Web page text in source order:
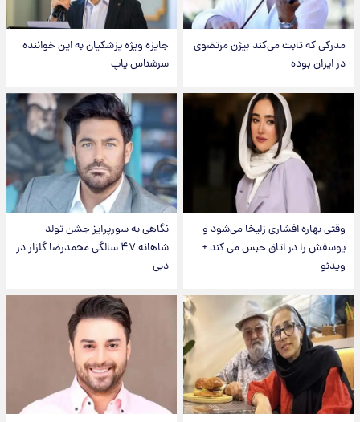
مدرکی که ثابت می‌کند بیژن مرتضوی
در ایران بوده
جایزه ویژه پزشکیان به این خواننده
سرشناس پاپ
وقتی بهاره افشاری زلیخا می‌شود و
یوسفش را در اتاق حبس می کند +
ویدئو
نگاهی به سورپرایز جشن تولد
شاهانه ۴۷ سالگی محمدرضا گلزار در
دبی